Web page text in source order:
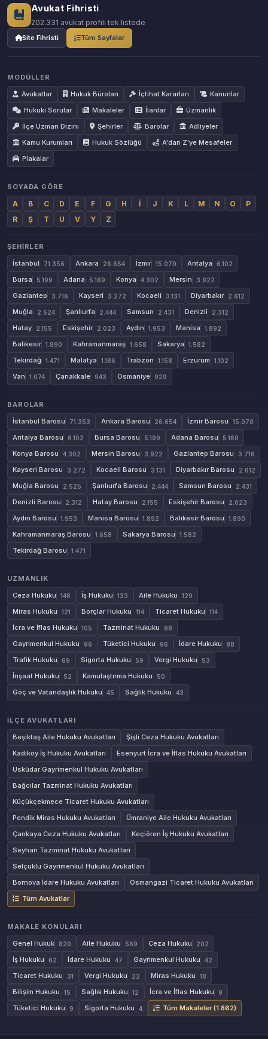
Avukat Fihristi
202.331 avukat profili tek listede
Site Fihristi Tüm Sayfalar
MODÜLLER
Avukatlar
Hukuk Büroları İçtihat Kararları
Kanunlar
Hukuki Sorular
Makaleler İlanlar
Uzmanlık
İlçe Uzman Dizini
Şehirler Barolar
Adliyeler
Kamu Kurumları
Hukuk Sözlüğü
A'dan Z'ye Mesafeler
Plakalar
SOYADA GÖRE
A B C D E F G H İ J K L M N O
P
R
Ş T U V Y Z
ŞEHIRLER
İstanbul
71.356 Ankara 26.654 İzmir 15.070 Antalya 6.102
Bursa 5.199 Adana 5.169 Konya 4.302 Mersin 3.922
Gaziantep 3.716 Kayseri 3.272 Kocaeli 3.131 Diyarbakır 2.612
Muğla 2.524 Şanlıurfa 2.444 Samsun 2.431 Denizli 2.312
Hatay 2.155 Eskişehir 2.023 Aydın 1.953 Manisa 1.892
Balıkesir 1.890 Kahramanmaraş 1.658 Sakarya 1.582
Tekirdağ 1.471 Malatya 1.186 Trabzon 1.158 Erzurum 1.102
Van 1.074 Çanakkale 943 Osmaniye 929
BAROLAR
İstanbul Barosu
71.353 Ankara Barosu 26.654 İzmir Barosu 15.070
Antalya Barosu 6.102 Bursa Barosu 5.199 Adana Barosu 5.169
Konya Barosu 4.302 Mersin Barosu 3.922 Gaziantep Barosu 3.716
Kayseri Barosu 3.272 Kocaeli Barosu 3.131 Diyarbakır Barosu 2.612
Muğla Barosu 2.525 Şanlıurfa Barosu 2.444 Samsun Barosu 2.431
Denizli Barosu 2.312 Hatay Barosu 2.155 Eskişehir Barosu 2.023
Aydın Barosu 1.953 Manisa Barosu 1.892 Balıkesir Barosu 1.890
Kahramanmaraş Barosu 1.658 Sakarya Barosu 1.582
Tekirdağ Barosu 1.471
UZMANLIK
Ceza Hukuku
148 İş Hukuku 133 Aile Hukuku 129
Miras Hukuku 121 Borçlar Hukuku 114 Ticaret Hukuku 114
İcra ve İflas Hukuku 105 Tazminat Hukuku 98
Gayrimenkul Hukuku 96 Tüketici Hukuku 96 İdare Hukuku 88
Trafik Hukuku 69 Sigorta Hukuku 59 Vergi Hukuku 53
İnşaat Hukuku 52 Kamulaştırma Hukuku 50
Göç ve Vatandaşlık Hukuku 45 Sağlık Hukuku 43
İLÇE AVUKATLARI
Beşiktaş Aile Hukuku Avukatları
Şişli Ceza Hukuku Avukatları
Kadıköy İş Hukuku Avukatları
Esenyurt İcra ve İflas Hukuku Avukatları
Üsküdar Gayrimenkul Hukuku Avukatları
Bağcılar Tazminat Hukuku Avukatları
Küçükçekmece Ticaret Hukuku Avukatları
Pendik Miras Hukuku Avukatları
Ümraniye Aile Hukuku Avukatları
Çankaya Ceza Hukuku Avukatları
Keçiören İş Hukuku Avukatları
Seyhan Tazminat Hukuku Avukatları
Selçuklu Gayrimenkul Hukuku Avukatları
Bornova İdare Hukuku Avukatları
Osmangazi Ticaret Hukuku Avukatları
Tüm Avukatlar
MAKALE KONULARI
Genel Hukuk
820 Aile Hukuku 569 Ceza Hukuku 202
İş Hukuku 62 İdare Hukuku 47 Gayrimenkul Hukuku 42
Ticaret Hukuku 31 Vergi Hukuku 22 Miras Hukuku 18
Bilişim Hukuku 15 Sağlık Hukuku 12 İcra ve İflas Hukuku 9
Tüketici Hukuku 9 Sigorta Hukuku 4 Tüm Makaleler (1.862)